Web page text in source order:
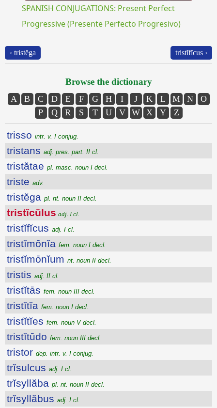
SPANISH CONJUGATIONS: Present Perfect
Progressive (Presente Perfecto Progresivo)
‹ tristĕga tristĭfĭcus ›
Browse the dictionary
A B C D E F G H I J K L M N
O
P
Q R S T U V W X Y Z
trisso intr. v. I conjug.
tristans adj. pres. part. II cl.
tristătae pl. masc. noun I decl.
triste adv.
tristĕga pl. nt. noun II decl.
tristĭcŭlus adj. I cl.
tristĭfĭcus adj. I cl.
tristĭmōnĭa fem. noun I decl.
tristĭmōnĭum nt. noun II decl.
tristis adj. II cl.
tristĭtās fem. noun III decl.
tristĭtĭa fem. noun I decl.
tristĭtĭes fem. noun V decl.
tristĭtūdo fem. noun III decl.
tristor dep. intr. v. I conjug.
trĭsulcus adj. I cl.
trĭsyllăba pl. nt. noun II decl.
trĭsyllăbus adj. I cl.